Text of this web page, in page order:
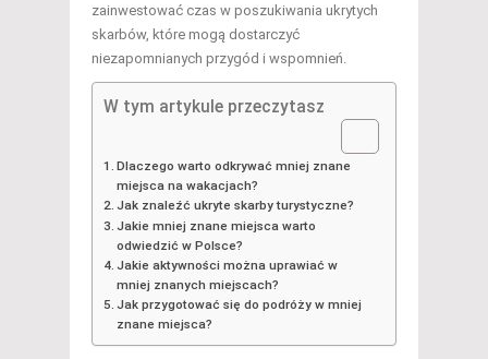
zainwestować czas w poszukiwania ukrytych
skarbów, które mogą dostarczyć
niezapomnianych przygód i wspomnień.
W tym artykule przeczytasz
Dlaczego warto odkrywać mniej znane
miejsca na wakacjach?
Jak znaleźć ukryte skarby turystyczne?
Jakie mniej znane miejsca warto
odwiedzić w Polsce?
Jakie aktywności można uprawiać w
mniej znanych miejscach?
Jak przygotować się do podróży w mniej
znane miejsca?